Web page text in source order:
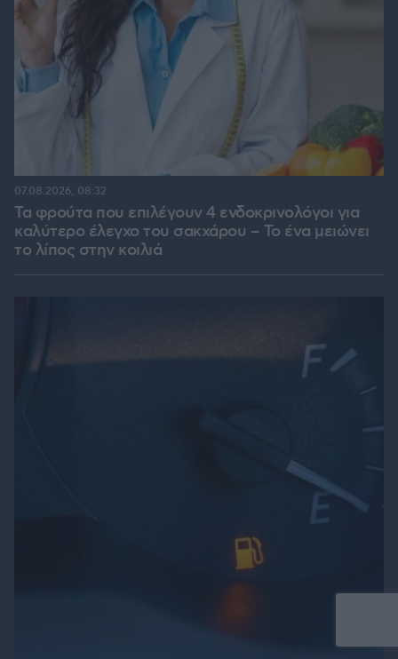
Τα φρούτα που επιλέγουν 4 ενδοκρινολόγοι για
καλύτερο έλεγχο του σακχάρου – Το ένα μειώνει
το λίπος στην κοιλιά
07.08.2026, 08:32